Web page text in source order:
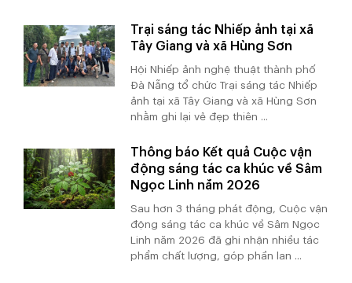
Trại sáng tác Nhiếp ảnh tại xã
Tây Giang và xã Hùng Sơn
Hội Nhiếp ảnh nghệ thuật thành phố
Đà Nẵng tổ chức Trại sáng tác Nhiếp
ảnh tại xã Tây Giang và xã Hùng Sơn
nhằm ghi lại vẻ đẹp thiên ...
Thông báo Kết quả Cuộc vận
động sáng tác ca khúc về Sâm
Ngọc Linh năm 2026
Sau hơn 3 tháng phát động, Cuộc vận
động sáng tác ca khúc về Sâm Ngọc
Linh năm 2026 đã ghi nhận nhiều tác
phẩm chất lượng, góp phần lan ...